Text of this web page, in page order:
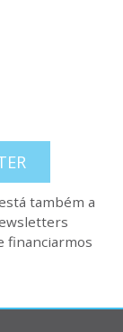
também a
financiarmos